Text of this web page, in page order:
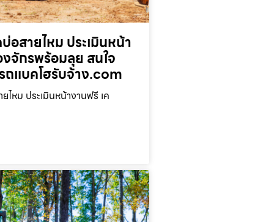
อสายไหม ประเมินหน้า
จักรพร้อมลุย สนใจ
แบคโฮรับจ้าง.com
ไหม ประเมินหน้างานฟรี เค